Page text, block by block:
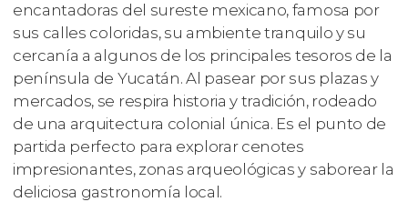
encantadoras del sureste mexicano, famosa por
sus calles coloridas, su ambiente tranquilo y su
cercanía a algunos de los principales tesoros de la
península de Yucatán. Al pasear por sus plazas y
mercados, se respira historia y tradición, rodeado
de una arquitectura colonial única. Es el punto de
partida perfecto para explorar cenotes
impresionantes, zonas arqueológicas y saborear la
deliciosa gastronomía local.